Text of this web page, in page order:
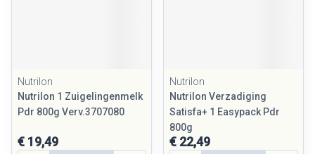
Nutrilon
Nutrilon 1 Zuigelingenmelk
Pdr 800g Verv.3707080
€ 19,49
Nutrilon
Nutrilon Verzadiging
Satisfa+ 1 Easypack Pdr
800g
€ 22,49